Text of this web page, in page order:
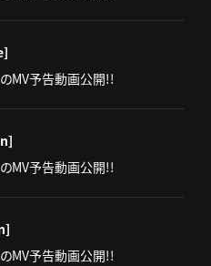
MV予告動画公開!!
MV予告動画公開!!
MV予告動画公開!!